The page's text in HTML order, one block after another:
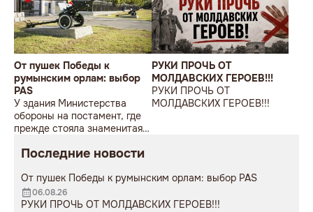
От пушек Победы к
румынским орлам: выбор
PAS
У здания Министерства
обороны на постамент, где
прежде стояла знаменитая
мужчина возложил букет
РУКИ ПРОЧЬ ОТ
МОЛДАВСКИХ ГЕРОЕВ!!!
РУКИ ПРОЧЬ ОТ
МОЛДАВСКИХ ГЕРОЕВ!!!
Последние новости
От пушек Победы к румынским орлам: выбор PAS
06.08.26
РУКИ ПРОЧЬ ОТ МОЛДАВСКИХ ГЕРОЕВ!!!